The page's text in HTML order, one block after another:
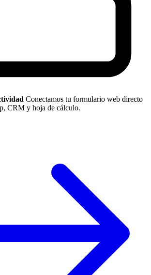
Conectamos tu formulario web directo
CRM y hoja de cálculo.